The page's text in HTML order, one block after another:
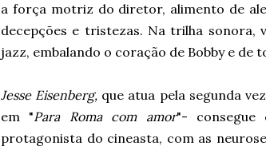
a força motriz do diretor, alimento de
decepções e tristezas. Na trilha sonora,
jazz, embalando o coração de Bobby e de
Jesse Eisenberg, que atua pela segunda
em "Para Roma com amor"- consegue
protagonista do cineasta, com as